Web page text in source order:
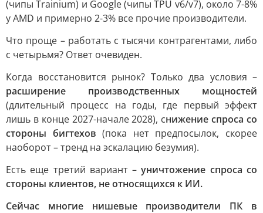
(чипы Trainium) и Google (чипы TPU v6/v7), около 7-8%
у AMD и примерно 2-3% все прочие производители.
Что проще – работать с тысячи контрагентами, либо
с четырьмя? Ответ очевиден.
Когда восстановится рынок? Только два условия –
расширение производственных мощностей
(длительный процесс на годы, где первый эффект
лишь в конце 2027-начале 2028), снижение спроса со
стороны бигтехов(пока нет предпосылок, скорее
наоборот – тренд на эскалацию безумия).
Есть еще третий вариант – уничтожение спроса со
стороны клиентов, не относящихся к ИИ.
Сейчас многие нишевые производители ПК в